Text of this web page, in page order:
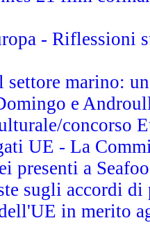
- Riflessioni
settore marino:
e
concorso
UE - La
presenti a
sugli accordi
in merito